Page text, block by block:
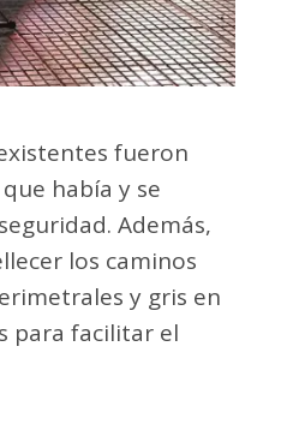
fueron
había y se
Además,
los caminos
y gris en
para facilitar el